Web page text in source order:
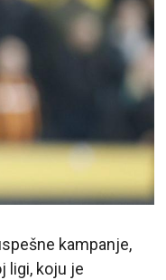
kampanje,
ligi, koju je